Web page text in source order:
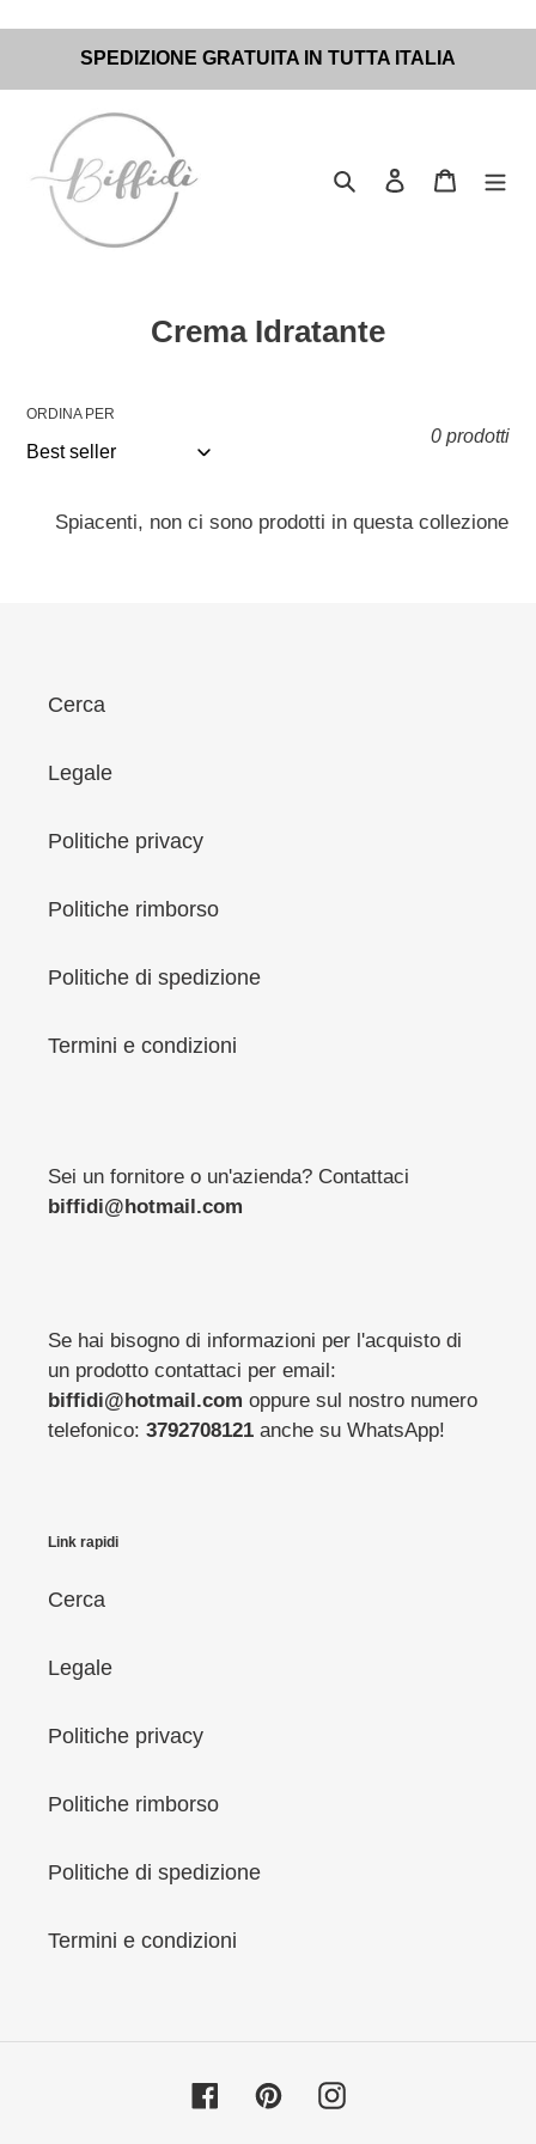
contenuti
SPEDIZIONE GRATUITA IN TUTTA ITALIA
Cerca Accedi Carrello
C
z
Crema Idratante
ORDINA PER
0 prodotti
Spiacenti, non ci sono prodotti in questa collezione
Cerca
Legale
Politiche privacy
Politiche rimborso
Politiche di spedizione
Termini e condizioni
Sei un fornitore o un'azienda? Contattaci
biffidi@hotmail.com
Se hai bisogno di informazioni per l'acquisto di
un prodotto contattaci per email:
biffidi@hotmail.com oppure sul nostro numero
telefonico: 3792708121 anche su WhatsApp!
Link rapidi
Cerca
Legale
Politiche privacy
Politiche rimborso
Politiche di spedizione
Termini e condizioni
FacebookPinterestInstagram